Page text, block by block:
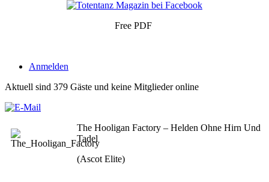
Free PDF
Anmelden
Aktuell sind 379 Gäste und keine Mitglieder online
The Hooligan Factory – Helden Ohne Hirn Und
Tadel
(Ascot Elite)